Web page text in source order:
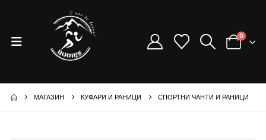
0
МАГАЗИН КУФАРИ И РАНИЦИ СПОРТНИ ЧАНТИ И РАНИЦИ